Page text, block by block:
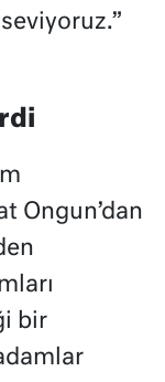
Ongun’dan
bir